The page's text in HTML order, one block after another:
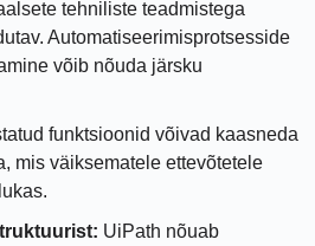
tehniliste teadmistega
Automatiseerimisprotsesside
võib nõuda järsku
funktsioonid võivad kaasneda
mis väiksematele ettevõtetele
UiPath nõuab